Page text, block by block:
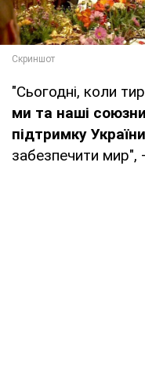
"Сьогодні, коли
ми та наші
підтримку України
забезпечити мир",